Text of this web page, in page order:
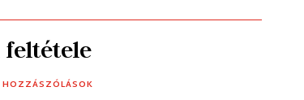
feltétele